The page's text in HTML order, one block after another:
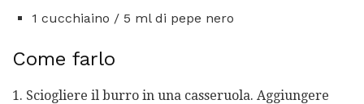
1 cucchiaino / 5 ml di pepe nero
Come farlo
1. Sciogliere il burro in una casseruola. Aggiungere